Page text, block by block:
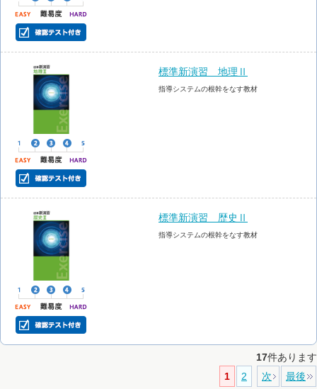
標準新演習 地理Ⅱ
指導システムの根幹をなす教材
標準新演習 歴史Ⅱ
指導システムの根幹をなす教材
17件あります
1
2 次
最後